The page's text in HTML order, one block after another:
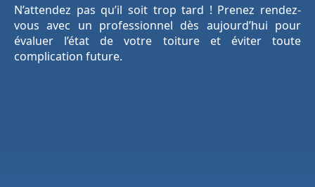
N’attendez pas qu’il soit trop tard ! Prenez rendez-
vous avec un professionnel dès aujourd’hui pour
évaluer l’état de votre toiture et éviter toute
complication future.